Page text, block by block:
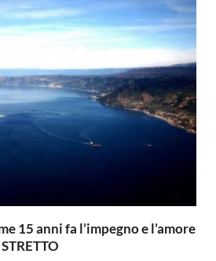
15 anni fa l’impegno e l’amore